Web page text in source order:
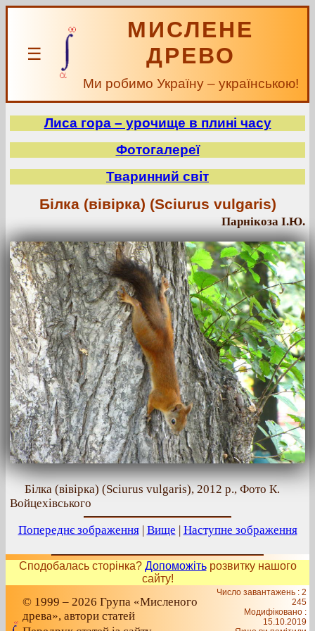
☰
МИСЛЕНЕ
ДРЕВО
Ми робимо Україну – українською!
Лиса гора – урочище в плині часу
Фотогалереї
Тваринний світ
Білка (вівірка) (Sciurus vulgaris)
Парнікоза І.Ю.
Білка (вівірка) (Sciurus vulgaris), 2012 р., Фото К.
Войцехівського
Попереднє зображення| Вище | Наступне зображення
Сподобалась сторінка? Допоможітьрозвитку нашого
сайту!
© 1999 – 2026 Група «Мисленого
древа», автори статей
Число завантажень : 2
245
Модифіковано :
15.10.2019